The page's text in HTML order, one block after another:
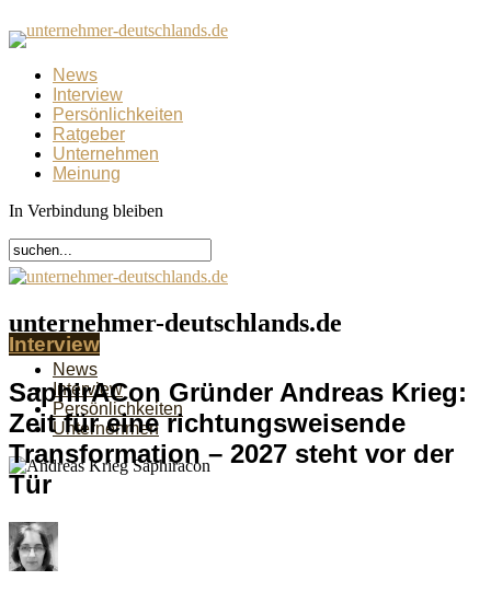
News
Interview
Persönlichkeiten
Ratgeber
Unternehmen
Meinung
In Verbindung bleiben
unternehmer-deutschlands.de
News
Interview
Persönlichkeiten
Unternehmen
Interview
SaphirACon Gründer Andreas Krieg:
Zeit für eine richtungsweisende
Transformation – 2027 steht vor der
Tür